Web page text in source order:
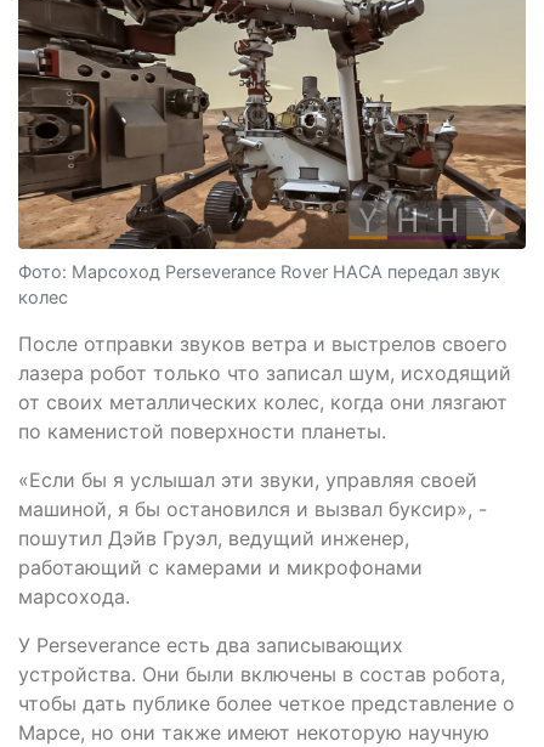
Фото: Марсоход Perseverance Rover НАСА передал звук
колес
После отправки звуков ветра и выстрелов своего
лазера робот только что записал шум, исходящий
от своих металлических колес, когда они лязгают
по каменистой поверхности планеты.
«Если бы я услышал эти звуки, управляя своей
машиной, я бы остановился и вызвал буксир», -
пошутил Дэйв Груэл, ведущий инженер,
работающий с камерами и микрофонами
марсохода.
У Perseverance есть два записывающих
устройства. Они были включены в состав робота,
чтобы дать публике более четкое представление о
Марсе, но они также имеют некоторую научную